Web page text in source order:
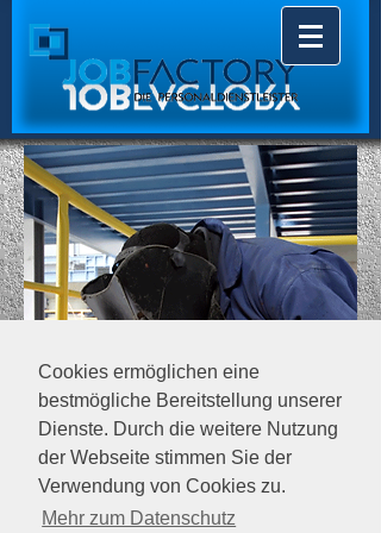
Cookies ermöglichen eine
bestmögliche Bereitstellung unserer
Dienste. Durch die weitere Nutzung
der Webseite stimmen Sie der
Verwendung von Cookies zu.
Mehr zum Datenschutz